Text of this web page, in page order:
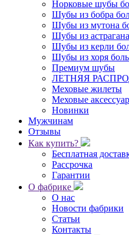
Норковые шубы
Шубы из бобра
Шубы из мутона
Шубы из
Шубы из керли
Шубы из хоря
Премиум шубы
ЛЕТНЯЯ
Меховые жилеты
Меховые
Новинки
Мужчинам
Отзывы
Как купить?
Бесплатная
Рассрочка
Гарантии
О фабрике
О нас
Новости фабрики
Статьи
Контакты